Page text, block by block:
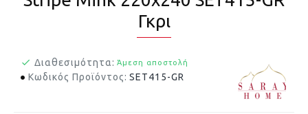
Γκρι
Διαθεσιμότητα: Άμεση αποστολή
Κωδικός Προϊόντος: SET415-GR